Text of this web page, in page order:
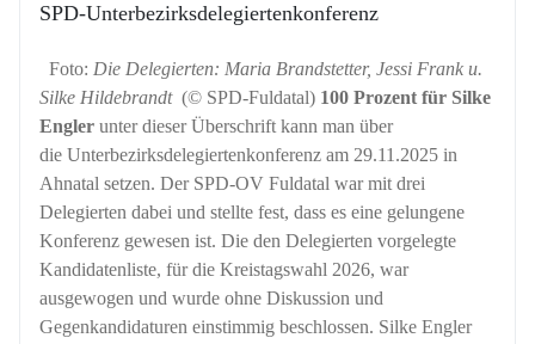
SPD-Unter­bezirks­delegierten­konferenz
Foto: Die Delegierten: Maria Brandstetter, Jessi Frank u.
Silke Hildebrandt (© SPD-Fuldatal) 100 Prozent für Silke
Engler unter dieser Überschrift kann man über
die Unterbezirksdelegiertenkonferenz am 29.11.2025 in
Ahnatal setzen. Der SPD-OV Fuldatal war mit drei
Delegierten dabei und stellte fest, dass es eine gelungene
Konferenz gewesen ist. Die den Delegierten vorgelegte
Kandidatenliste, für die Kreistagswahl 2026, war
ausgewogen und wurde ohne Diskussion und
Gegenkandidaturen einstimmig beschlossen. Silke Engler